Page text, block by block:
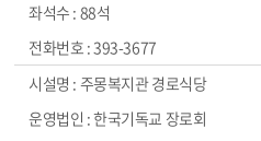
88석
393-3677
주몽복지관 경로식당
한국기독교 장로회